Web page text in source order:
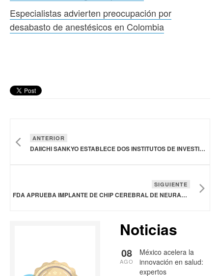
Especialistas advierten preocupación por
desabasto de anestésicos en Colombia
ANTERIOR
DAIICHI SANKYO ESTABLECE DOS INSTITUTOS DE INVESTIGACIÓN, UNO EN ESTADOS UNIDOS Y OTRO EN LA UNIÓN EUROPEA
SIGUIENTE
FDA APRUEBA IMPLANTE DE CHIP CEREBRAL DE NEURALINK EN UN SEGUNDO PACIENTE
Noticias
México acelera la
innovación en salud:
expertos
08
AGO